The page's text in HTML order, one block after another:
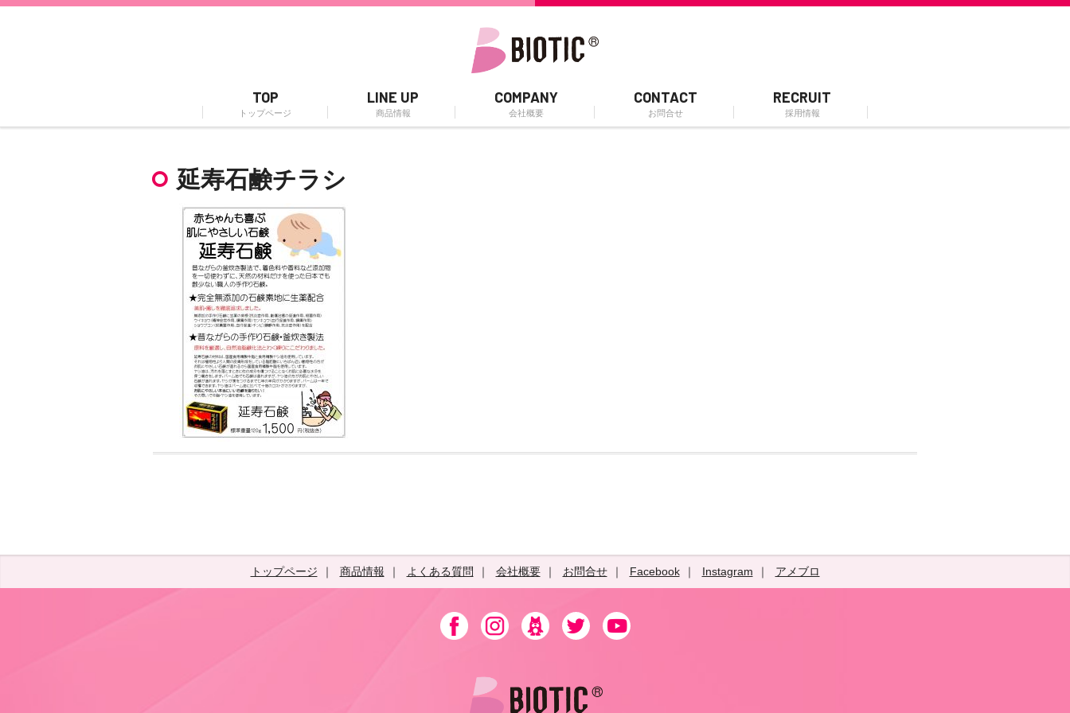
TOP
トップページ
LINE UP
商品情報
COMPANY
会社概要
CONTACT
お問合せ
RECRUIT
採用情報
延寿石鹸チラシ
トップページ 商品情報 よくある質問 会社概要 お問合せ Facebook Instagram アメブロ